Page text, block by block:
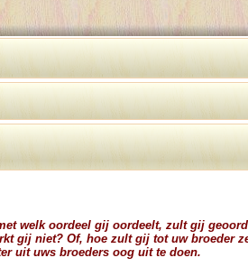
welk oordeel gij oordeelt, zult gij
gij niet? Of, hoe zult gij tot uw broeder
uit uws broeders oog uit te doen.